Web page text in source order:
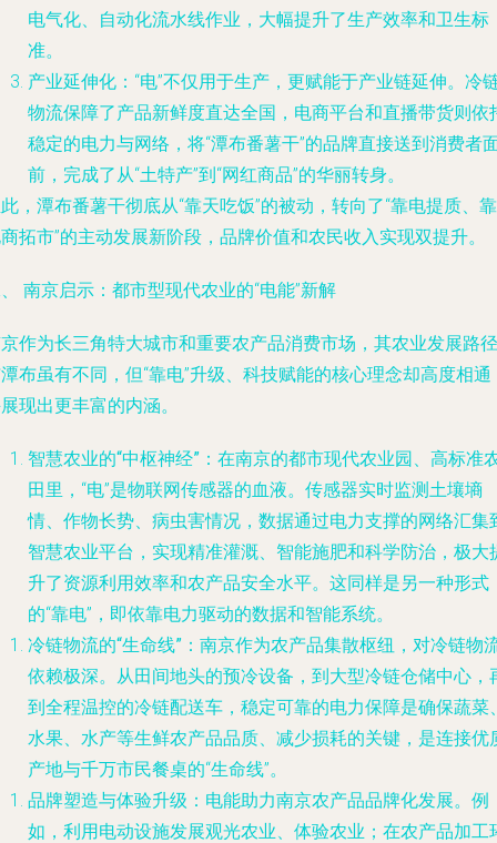
电气化、自动化流水线作业，大幅提升了生产效率和卫生标
准。
产业延伸化 ：“电”不仅用于生产，更赋能于产业链延伸。冷
物流保障了产品新鲜度直达全国，电商平台和直播带货则依
稳定的电力与网络，将“潭布番薯干”的品牌直接送到消费者
前，完成了从“土特产”到“网红商品”的华丽转身。
，潭布番薯干彻底从“靠天吃饭”的被动，转向了“靠电提质、靠
拓市”的主动发展新阶段，品牌价值和农民收入实现双提升。
南京启示：都市型现代农业的“电能”新解
作为长三角特大城市和重要农产品消费市场，其农业发展路径
布虽有不同，但“靠电”升级、科技赋能的核心理念却高度相通
现出更丰富的内涵。
智慧农业的“中枢神经” ：在南京的都市现代农业园、高标准
田里，“电”是物联网传感器的血液。传感器实时监测土壤墒
情、作物长势、病虫害情况，数据通过电力支撑的网络汇集
智慧农业平台，实现精准灌溉、智能施肥和科学防治，极大
升了资源利用效率和农产品安全水平。这同样是另一种形式
的“靠电”，即依靠电力驱动的数据和智能系统。
冷链物流的“生命线” ：南京作为农产品集散枢纽，对冷链物
依赖极深。从田间地头的预冷设备，到大型冷链仓储中心，
到全程温控的冷链配送车，稳定可靠的电力保障是确保蔬菜
水果、水产等生鲜农产品品质、减少损耗的关键，是连接优
产地与千万市民餐桌的“生命线”。
品牌塑造与体验升级 ：电能助力南京农产品品牌化发展。例
如，利用电动设施发展观光农业、体验农业；在农产品加工